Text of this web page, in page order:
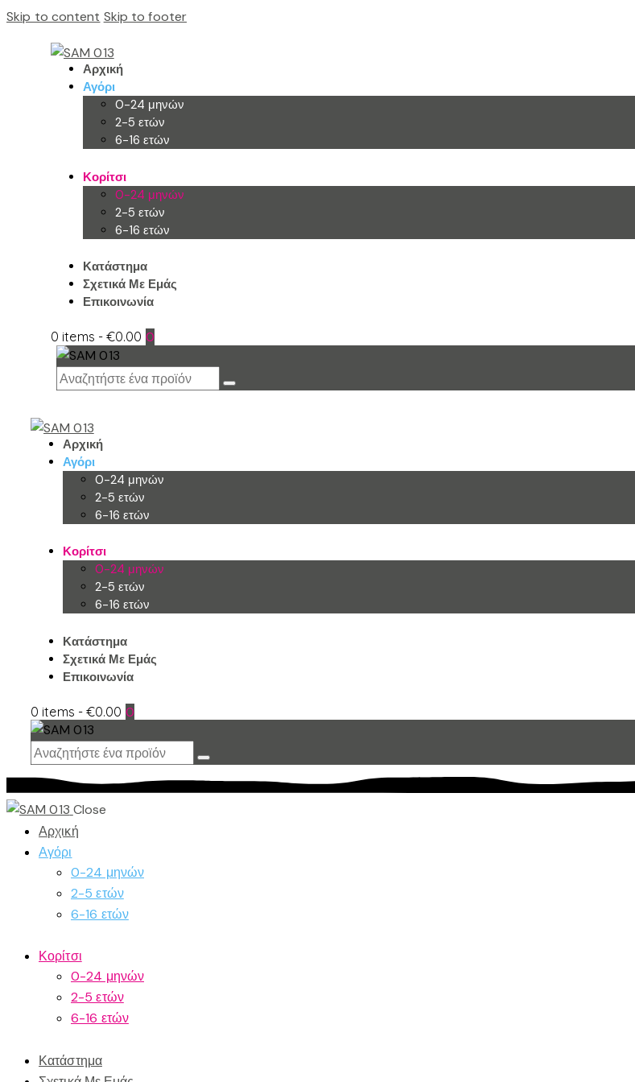
Skip to content Skip to footer
Αρχική
Αγόρι
0-24 μηνών
2-5 ετών
6-16 ετών
Κορίτσι
0-24 μηνών
2-5 ετών
6-16 ετών
Κατάστημα
Σχετικά Με Εμάς
Επικοινωνία
0 items -€0.00 0
Αρχική
Αγόρι
0-24 μηνών
2-5 ετών
6-16 ετών
Κορίτσι
0-24 μηνών
2-5 ετών
6-16 ετών
Κατάστημα
Σχετικά Με Εμάς
Επικοινωνία
0 items -€0.00 0
Close
Αρχική
Αγόρι
0-24 μηνών
2-5 ετών
6-16 ετών
Κορίτσι
0-24 μηνών
2-5 ετών
6-16 ετών
Κατάστημα